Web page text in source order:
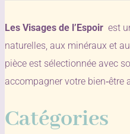
Les Visages de l’Espoir est
naturelles, aux minéraux et
pièce est sélectionnée avec
accompagner votre bien‑être
Catégories